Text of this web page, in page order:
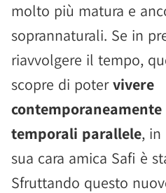
molto più matura e
soprannaturali. Se in
riavvolgere il tempo,
scopre di potervivere
temporali parallele, in
sua cara amica Safi è
Sfruttando questo